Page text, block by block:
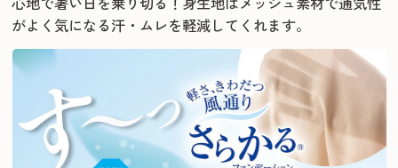
がよく気になる汗・ムレを軽減してくれます。